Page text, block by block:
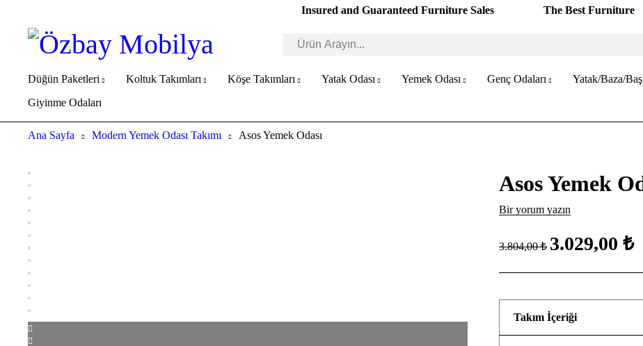
Insured and Guaranteed Furniture Sales The Best Furniture
Düğün Paketleri Koltuk Takımları Köşe Takımları Yatak Odası Yemek Odası Genç Odaları Yatak/Baza/
Giyinme Odaları
Ana Sayfa Modern Yemek Odası Takımı Asos Yemek Odası
Asos Yemek
Bir yorum yazın
3.804,00 ₺ 3.029,00 ₺
Takım İçeriği